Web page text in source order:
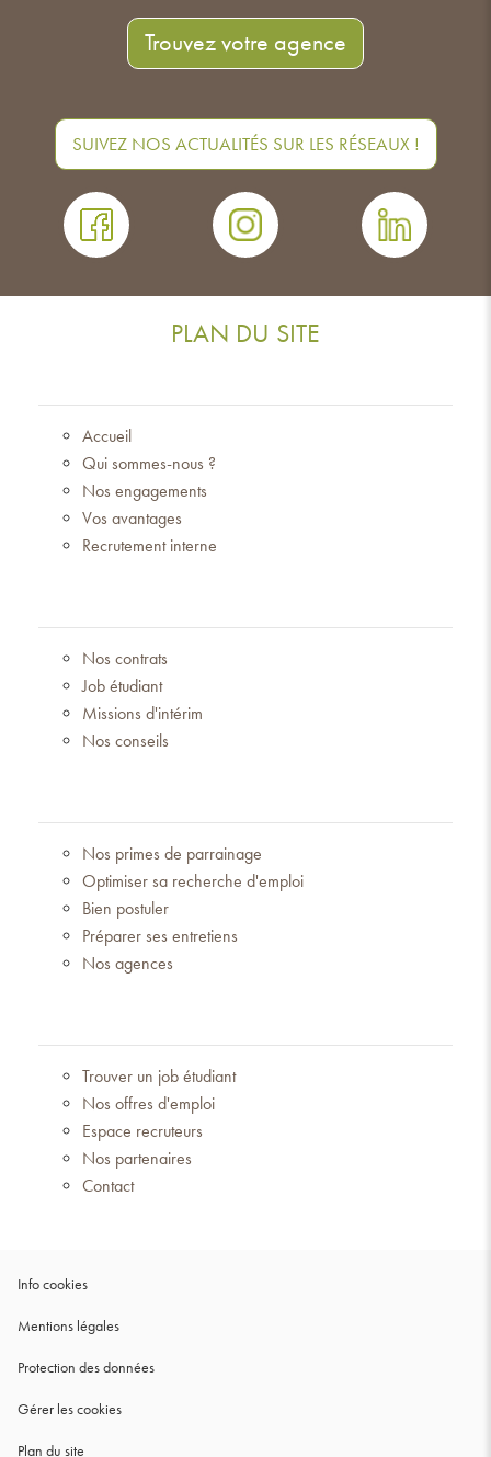
Trouvez votre agence
SUIVEZ NOS ACTUALITÉS SUR LES RÉSEAUX !
PLAN DU SITE
Accueil
Qui sommes-nous ?
Nos engagements
Vos avantages
Recrutement interne
Nos contrats
Job étudiant
Missions d'intérim
Nos conseils
Nos primes de parrainage
Optimiser sa recherche d'emploi
Bien postuler
Préparer ses entretiens
Nos agences
Trouver un job étudiant
Nos offres d'emploi
Espace recruteurs
Nos partenaires
Contact
Info cookies(ouvre
une
Mentions légales(ouvre
une
Protection des données(ouvre
Gérer les cookies
Plan du site